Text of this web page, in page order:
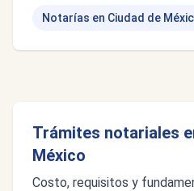
Notarías en Ciudad de
Trámites notariales
México
Costo, requisitos y